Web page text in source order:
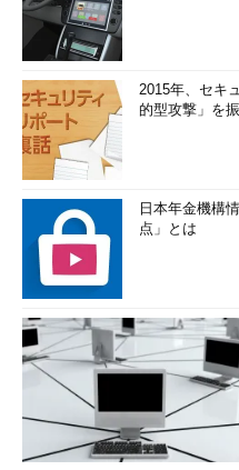
2015年、セキ
的型攻撃」を
日本年金機構
点」とは